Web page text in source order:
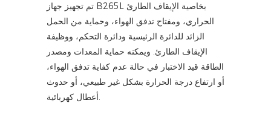
تم تجهيز جهاز B265L بخاصية الإيقاف الطارئ
الحراري، ومفتاح تدفق الهواء، وحماية من الحمل
الزائد للدائرة الرئيسية ودائرة التحكم، ووظيفة
الإيقاف الطارئ. ويمكنه حماية المعدات ومصدر
الطاقة قيد الاختبار في حالة عدم كفاية تدفق الهواء،
أو ارتفاع درجة الحرارة بشكل غير طبيعي، أو حدوث
أعطال كهربائية.